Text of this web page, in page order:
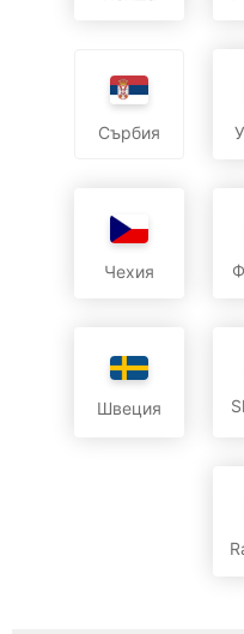
Сърбия
Чехия
Швеция